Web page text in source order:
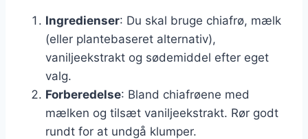
Ingredienser: Du skal bruge chiafrø, mælk
(eller plantebaseret alternativ),
vaniljeekstrakt og sødemiddel efter eget
valg.
Forberedelse: Bland chiafrøene med
mælken og tilsæt vaniljeekstrakt. Rør godt
rundt for at undgå klumper.